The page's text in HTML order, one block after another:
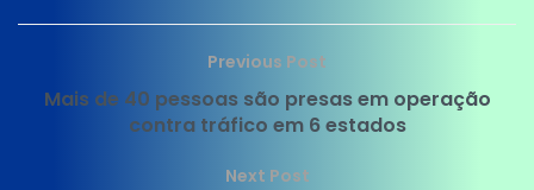
Previous Post
Mais de 40 pessoas são presas em operação
contra tráfico em 6 estados
Next Post